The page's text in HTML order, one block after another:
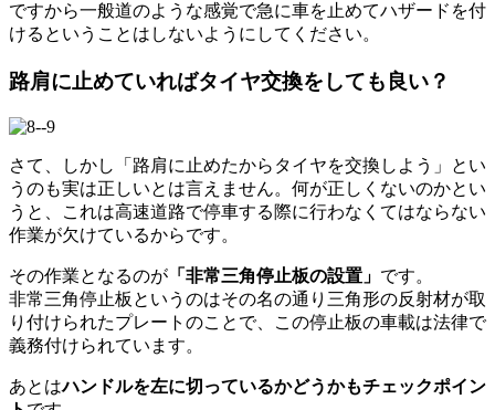
ですから一般道のような感覚で急に車を止めてハザードを付
けるということはしないようにしてください。
路肩に止めていればタイヤ交換をしても良い？
さて、しかし「路肩に止めたからタイヤを交換しよう」とい
うのも実は正しいとは言えません。何が正しくないのかとい
うと、これは高速道路で停車する際に行わなくてはならない
作業が欠けているからです。
その作業となるのが 「非常三角停止板の設置」 です。
非常三角停止板というのはその名の通り三角形の反射材が取
り付けられたプレートのことで、この停止板の車載は法律で
義務付けられています。
あとはハンドルを左に切っているかどうかもチェックポイン